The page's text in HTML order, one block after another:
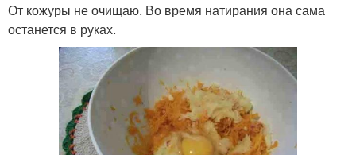
От кожуры не очищаю. Во время натирания она сама
останется в руках.